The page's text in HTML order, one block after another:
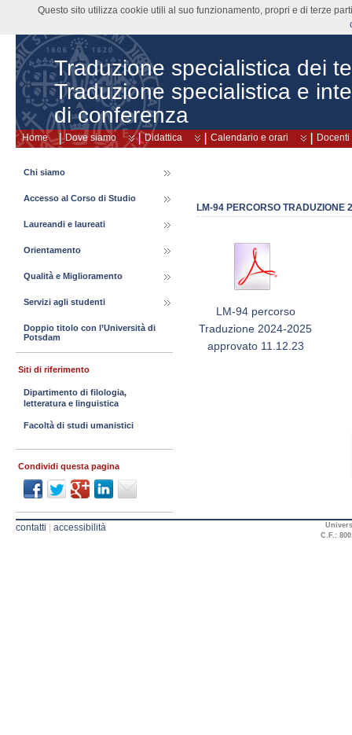
Traduzione specialistica dei
Traduzione specialistica e
di conferenza
Home Dove siamo Didattica Calendario e orari Docenti
LM-94 PERCORSO TRADUZIONE
LM-94 percorso
Traduzione 2024-2025
approvato 11.12.23
Chi siamo
Accesso al Corso di Studio
Laureandi e laureati
Orientamento
Qualità e Miglioramento
Servizi agli studenti
Doppio titolo con l’Università di
Potsdam
Siti di riferimento
Dipartimento di filologia,
letteratura e linguistica
Facoltà di studi umanistici
Condividi questa pagina
contatti accessibilità
C.F.:
Questo sito utilizza cookie utili al suo funzionamento, propri e di terze